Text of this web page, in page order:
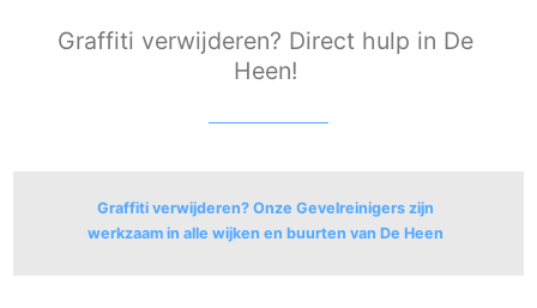
Graffiti verwijderen? Direct hulp in De
Heen!
Graffiti verwijderen? Onze Gevelreinigers zijn
werkzaam in alle wijken en buurten van De Heen